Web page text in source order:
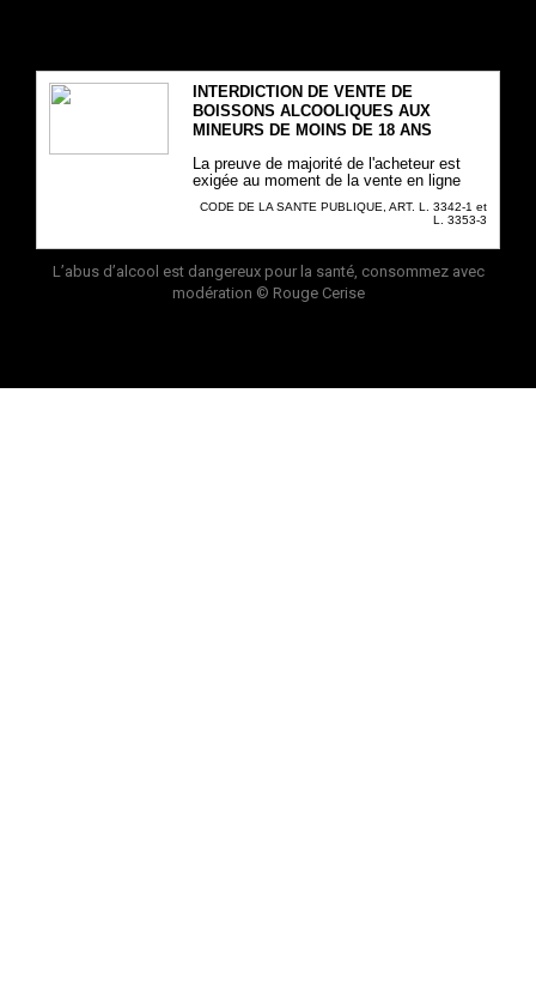
INTERDICTION DE VENTE DE
BOISSONS ALCOOLIQUES AUX
MINEURS DE MOINS DE 18 ANS
La preuve de majorité de l'acheteur est
exigée au moment de la vente en ligne
CODE DE LA SANTE PUBLIQUE, ART. L. 3342-1 et
L. 3353-3
L’abus d’alcool est dangereux pour la santé, consommez avec
modération © Rouge Cerise